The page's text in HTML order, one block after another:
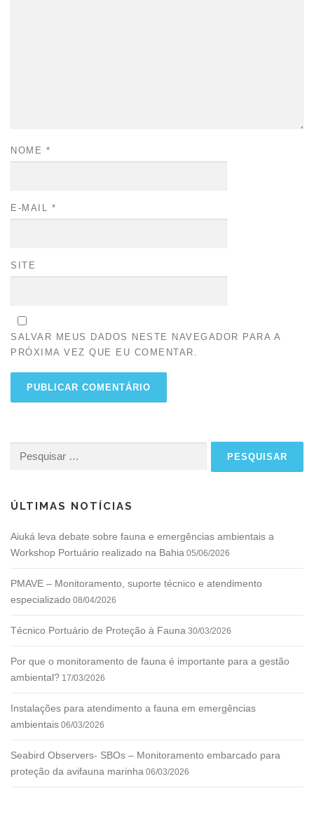
NOME *
E-MAIL *
SITE
SALVAR MEUS DADOS NESTE NAVEGADOR PARA A
PRÓXIMA VEZ QUE EU COMENTAR.
por:
ÚLTIMAS NOTÍCIAS
Aiuká leva debate sobre fauna e emergências ambientais a
Workshop Portuário realizado na Bahia 05/06/2026
PMAVE – Monitoramento, suporte técnico e atendimento
especializado 08/04/2026
Técnico Portuário de Proteção à Fauna 30/03/2026
Por que o monitoramento de fauna é importante para a gestão
ambiental? 17/03/2026
Instalações para atendimento a fauna em emergências
ambientais 06/03/2026
Seabird Observers- SBOs – Monitoramento embarcado para
proteção da avifauna marinha 06/03/2026